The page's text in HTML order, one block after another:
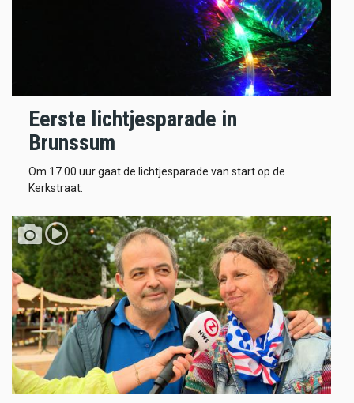
Eerste lichtjesparade in
Brunssum
Om 17.00 uur gaat de lichtjesparade van start op de
Kerkstraat.